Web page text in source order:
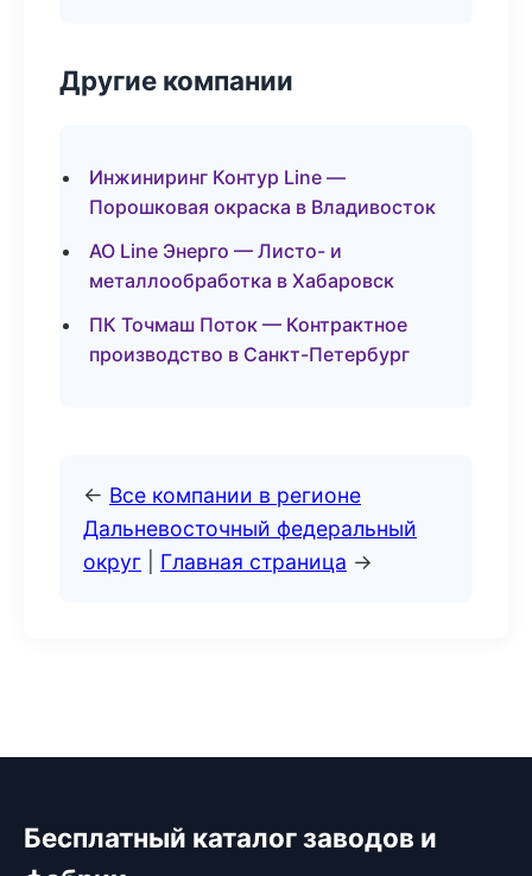
Другие компании
Инжиниринг Контур Line —
Порошковая окраска в Владивосток
АО Line Энерго — Листо- и
металлообработка в Хабаровск
ПК Точмаш Поток — Контрактное
производство в Санкт-Петербург
← Все компании в регионе
Дальневосточный федеральный
округ
Главная страница →
Бесплатный каталог заводов и